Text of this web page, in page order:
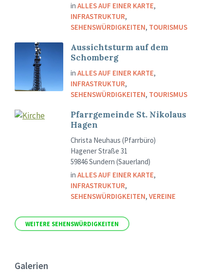
in ALLES AUF EINER KARTE,
INFRASTRUKTUR,
SEHENSWÜRDIGKEITEN, TOURISMUS
Aussichtsturm auf dem
Schomberg
in ALLES AUF EINER KARTE,
INFRASTRUKTUR,
SEHENSWÜRDIGKEITEN, TOURISMUS
Pfarrgemeinde St. Nikolaus
Hagen
Christa Neuhaus (Pfarrbüro)
Hagener Straße 31
59846 Sundern (Sauerland)
in ALLES AUF EINER KARTE,
INFRASTRUKTUR,
SEHENSWÜRDIGKEITEN, VEREINE
WEITERE SEHENSWÜRDIGKEITEN
Galerien